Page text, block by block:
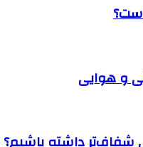
و هوایی